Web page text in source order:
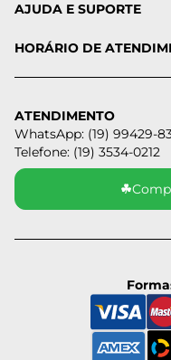
AJUDA E SUPORTE
HORÁRIO DE
ATENDIMENTO
WhatsApp: (19) 99429-
Telefone: (19) 3534-0212
☘